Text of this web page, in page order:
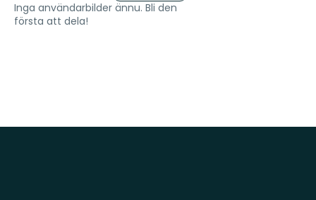
Inga användarbilder ännu. Bli den
första att dela!